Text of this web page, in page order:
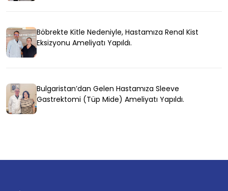
Böbrekte Kitle Nedeniyle, Hastamıza Renal Kist
Eksizyonu Ameliyatı Yapıldı.
Bulgaristan’dan Gelen Hastamıza Sleeve
Gastrektomi (Tüp Mide) Ameliyatı Yapıldı.